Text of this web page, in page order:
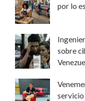
por lo
sobre
servicio